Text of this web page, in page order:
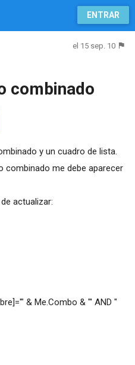
ENTRAR
el 15 sep. 10
combinado
y un cuadro de lista.
combinado me debe aparecer
actualizar:
& Me.Combo & "' AND "